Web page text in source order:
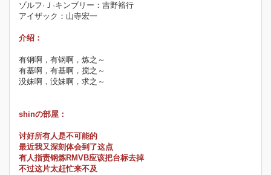
ゾルフ·Ｊ·キンブリー：吉野裕行
アイザック：山寺宏一
介绍：
有钢啊，有钢啊，炼之～
有基啊，有基啊，搅之～
没妹啊，没妹啊，求之～
shinの部屋：
讨好所有人是不可能的
最近我又深刻体会到了这点
有人指责钢炼RMVB应该把台标去掉
不过这片太赶忙来不及